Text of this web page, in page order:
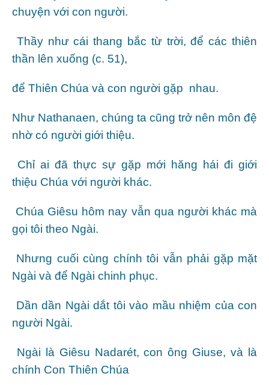
chuyện với con người.
Thầy như cái thang bắc từ trời, để các thiên
thần lên xuống (c. 51),
để Thiên Chúa và con người gặp nhau.
Như Nathanaen, chúng ta cũng trở nên môn đệ
nhờ có người giới thiệu.
Chỉ ai đã thực sự gặp mới hăng hái đi giới
thiệu Chúa với người khác.
Chúa Giêsu hôm nay vẫn qua người khác mà
gọi tôi theo Ngài.
Nhưng cuối cùng chính tôi vẫn phải gặp mặt
Ngài và để Ngài chinh phục.
Dần dần Ngài dắt tôi vào mầu nhiệm của con
người Ngài.
Ngài là Giêsu Nadarét, con ông Giuse, và là
chính Con Thiên Chúa